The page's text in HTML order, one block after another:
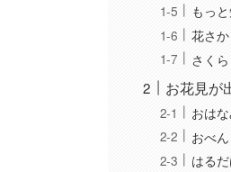
もっ
花さ
さく
お花見が
おは
おべ
はる